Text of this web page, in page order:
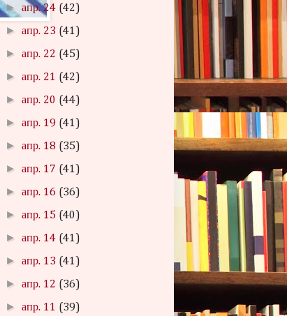
►апр. 24 (42)
►апр. 23 (41)
►апр. 22 (45)
►апр. 21 (42)
►апр. 20 (44)
►апр. 19 (41)
►апр. 18 (35)
►апр. 17 (41)
►апр. 16 (36)
►апр. 15 (40)
►апр. 14 (41)
►апр. 13 (41)
►апр. 12 (36)
►апр. 11 (39)